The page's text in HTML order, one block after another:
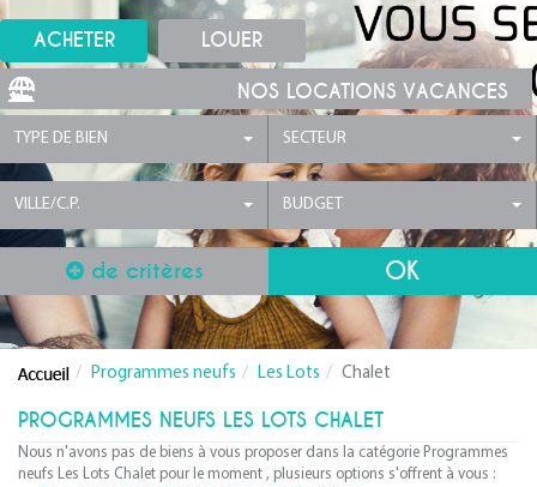
ACHETER LOUER
NOS LOCATIONS VACANCES
TYPE DE BIEN SECTEUR
VILLE/C.P. BUDGET
de critères
Programmes neufs Les Lots Chalet
PROGRAMMES NEUFS LES LOTS CHALET
Nous n'avons pas de biens à vous proposer dans la catégorie Programmes
neufs Les Lots Chalet pour le moment , plusieurs options s'offrent à vous :